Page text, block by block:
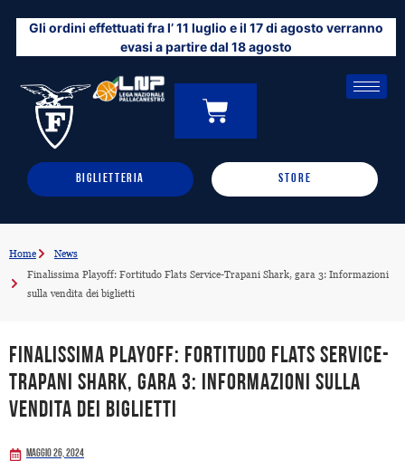
contenuto
Gli ordini effettuati fra l’ 11 luglio e il 17 di agosto verranno
evasi a partire dal 18 agosto
0
CARRELLO
BIGLIETTERIA STORE
Home
News
Finalissima Playoff: Fortitudo Flats Service-Trapani Shark, gara 3: Informazioni
sulla vendita dei biglietti
Finalissima Playoff: Fortitudo Flats Service-
Trapani Shark, gara 3: Informazioni sulla
vendita dei biglietti
Maggio 26, 2024